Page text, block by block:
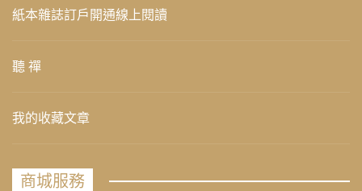
紙本雜誌訂戶開通線上閱讀
聽 禪
我的收藏文章
商城服務